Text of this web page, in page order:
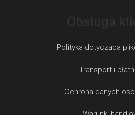
Polityka dotycząca
Transport i
Ochrona danych